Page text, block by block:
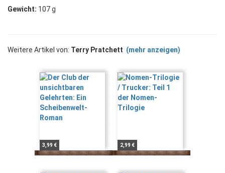
Gewicht: 107 g
Weitere Artikel von: Terry Pratchett (mehr anzeigen)
3,99 € 2,99 €